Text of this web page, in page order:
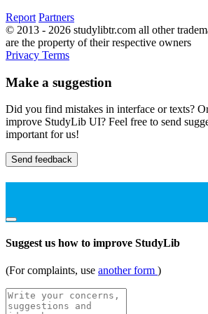
Report Partners
© 2013 - 2026 studylibtr.com all other
are the property of their respective owners
Privacy Terms
Make a suggestion
Did you find mistakes in interface or texts?
improve StudyLib UI? Feel free to send
important for us!
Send feedback
Suggest us how to improve StudyLib
(For complaints, use another form )